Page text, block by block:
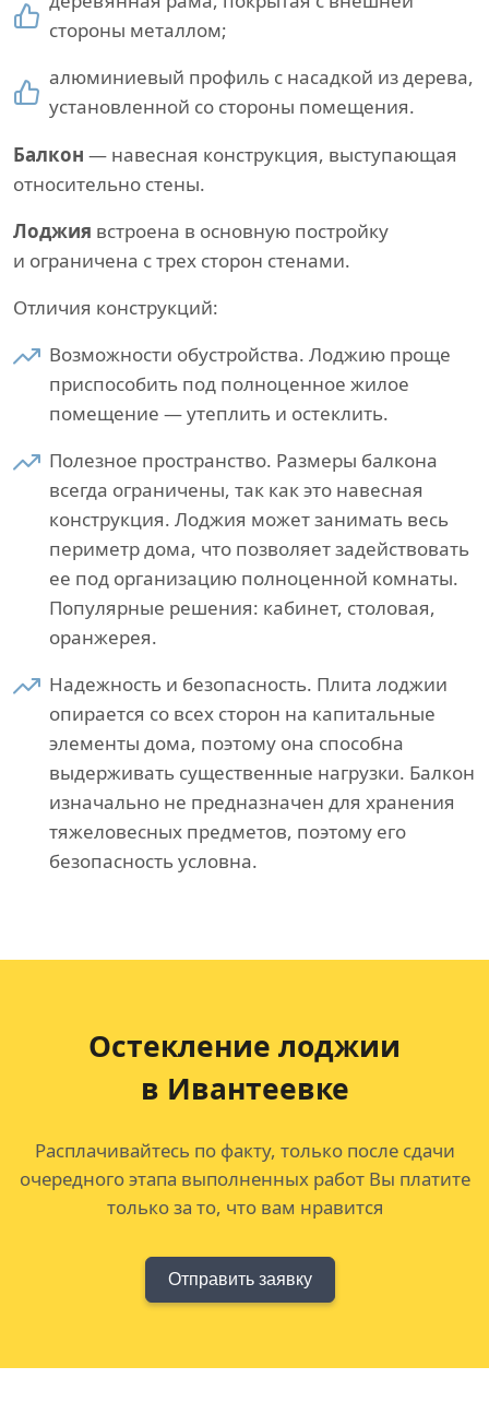
стороны металлом;
алюминиевый профиль с насадкой из дерева,
установленной со стороны помещения.
Балкон — навесная конструкция, выступающая
относительно стены.
Лоджия встроена в основную постройку
и ограничена с трех сторон стенами.
Отличия конструкций:
Возможности обустройства. Лоджию проще
приспособить под полноценное жилое
помещение — утеплить и остеклить.
Полезное пространство. Размеры балкона
всегда ограничены, так как это навесная
конструкция. Лоджия может занимать весь
периметр дома, что позволяет задействовать
ее под организацию полноценной комнаты.
Популярные решения: кабинет, столовая,
оранжерея.
Надежность и безопасность. Плита лоджии
опирается со всех сторон на капитальные
элементы дома, поэтому она способна
выдерживать существенные нагрузки. Балкон
изначально не предназначен для хранения
тяжеловесных предметов, поэтому его
безопасность условна.
Остекление лоджии
в Ивантеевке
Расплачивайтесь по факту, только после сдачи
очередного этапа выполненных работ Вы платите
только за то, что вам нравится
Отправить заявку